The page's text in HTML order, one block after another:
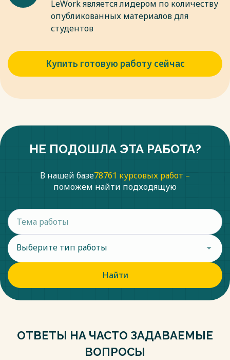
LeWork является лидером по количеству
опубликованных материалов для
студентов
Купить готовую работу сейчас
НЕ ПОДОШЛА ЭТА РАБОТА?
В нашей базе78761 курсовых работ –
поможем найти подходящую
Выберите тип работы
Найти
ОТВЕТЫ НА ЧАСТО ЗАДАВАЕМЫЕ
ВОПРОСЫ